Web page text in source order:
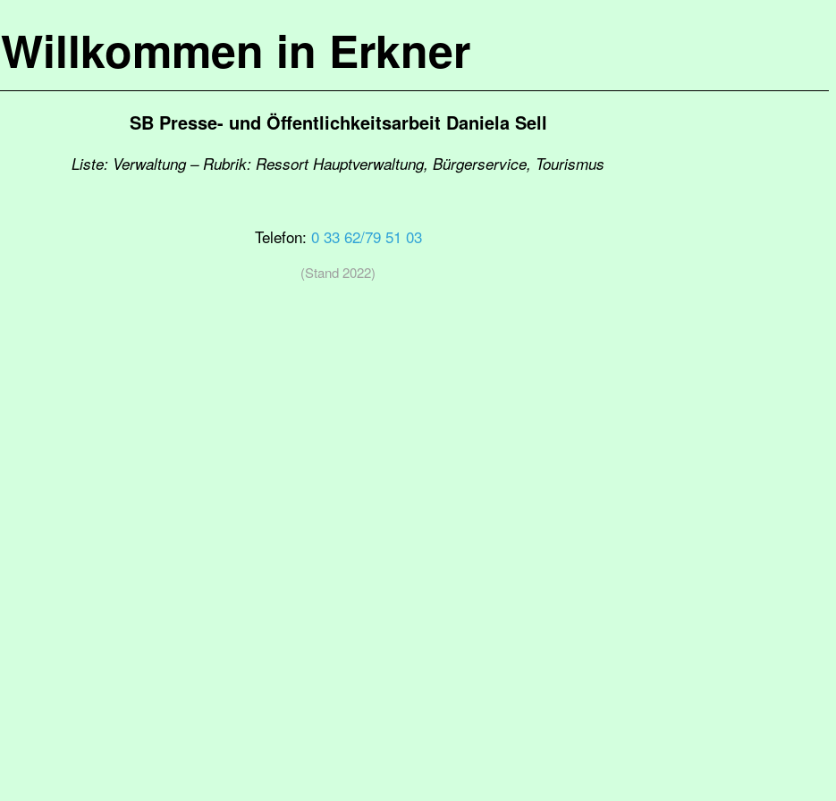
Willkommen in Erkner
SB Presse- und Öffentlichkeitsarbeit Daniela Sell
Liste: Verwaltung – Rubrik: Ressort Hauptverwaltung, Bürgerservice, Tourismus
Telefon: 0 33 62/79 51 03
(Stand 2022)